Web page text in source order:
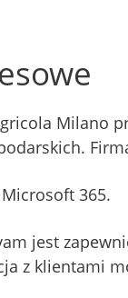
Milano
365.
jest
z klientami